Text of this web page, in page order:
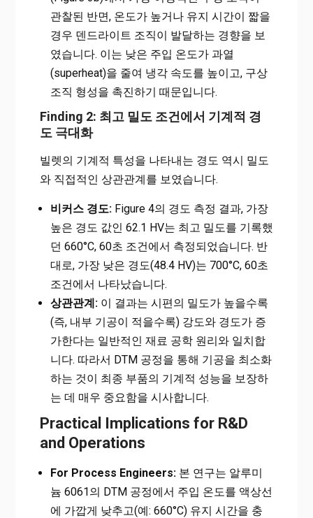
관찰된 반면, 온도가 높거나 유지 시간이 짧을
경우 덴드라이트 조직이 발달하는 경향을 보
였습니다. 이는 낮은 주입 온도가 과열
(superheat)을 줄여 냉각 속도를 높이고, 구상
조직 형성을 촉진하기 때문입니다.
Finding 2: 최고 밀도 조건에서 기계적 경
도 극대화
빌렛의 기계적 특성을 나타내는 경도 역시 밀도
와 직접적인 상관관계를 보였습니다.
비커스 경도:Figure 4의 경도 측정 결과, 가장
높은 경도 값인 62.1 HV는 최고 밀도를 기록했
던 660°C, 60초 조건에서 측정되었습니다. 반
대로, 가장 낮은 경도(48.4 HV)는 700°C, 60초
조건에서 나타났습니다.
상관관계:이 결과는 시편의 밀도가 높을수록
(즉, 내부 기공이 적을수록) 강도와 경도가 증
가한다는 일반적인 재료 공학 원리와 일치합
니다. 따라서 DTM 공정을 통해 기공을 최소화
하는 것이 최종 부품의 기계적 성능을 보장하
는 데 매우 중요함을 시사합니다.
Practical Implications for R&D
and Operations
For Process Engineers:본 연구는 알루미
늄 6061의 DTM 공정에서 주입 온도를 액상선
에 가깝게 낮추고(예: 660°C) 유지 시간을 충